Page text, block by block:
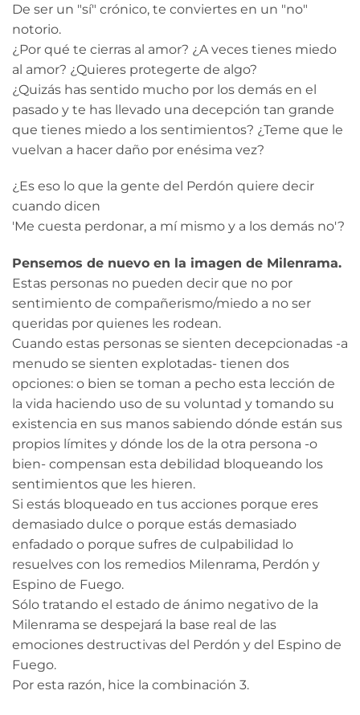
De ser un "sí" crónico, te conviertes en un "no"
notorio.
¿Por qué te cierras al amor? ¿A veces tienes miedo
al amor? ¿Quieres protegerte de algo?
¿Quizás has sentido mucho por los demás en el
pasado y te has llevado una decepción tan grande
que tienes miedo a los sentimientos? ¿Teme que le
vuelvan a hacer daño por enésima vez?
¿Es eso lo que la gente del Perdón quiere decir
cuando dicen
'Me cuesta perdonar, a mí mismo y a los demás no'?
Pensemos de nuevo en la imagen de Milenrama.
Estas personas no pueden decir que no por
sentimiento de compañerismo/miedo a no ser
queridas por quienes les rodean.
Cuando estas personas se sienten decepcionadas -a
menudo se sienten explotadas- tienen dos
opciones: o bien se toman a pecho esta lección de
la vida haciendo uso de su voluntad y tomando su
existencia en sus manos sabiendo dónde están sus
propios límites y dónde los de la otra persona -o
bien- compensan esta debilidad bloqueando los
sentimientos que les hieren.
Si estás bloqueado en tus acciones porque eres
demasiado dulce o porque estás demasiado
enfadado o porque sufres de culpabilidad lo
resuelves con los remedios Milenrama, Perdón y
Espino de Fuego.
Sólo tratando el estado de ánimo negativo de la
Milenrama se despejará la base real de las
emociones destructivas del Perdón y del Espino de
Fuego.
Por esta razón, hice la combinación 3.